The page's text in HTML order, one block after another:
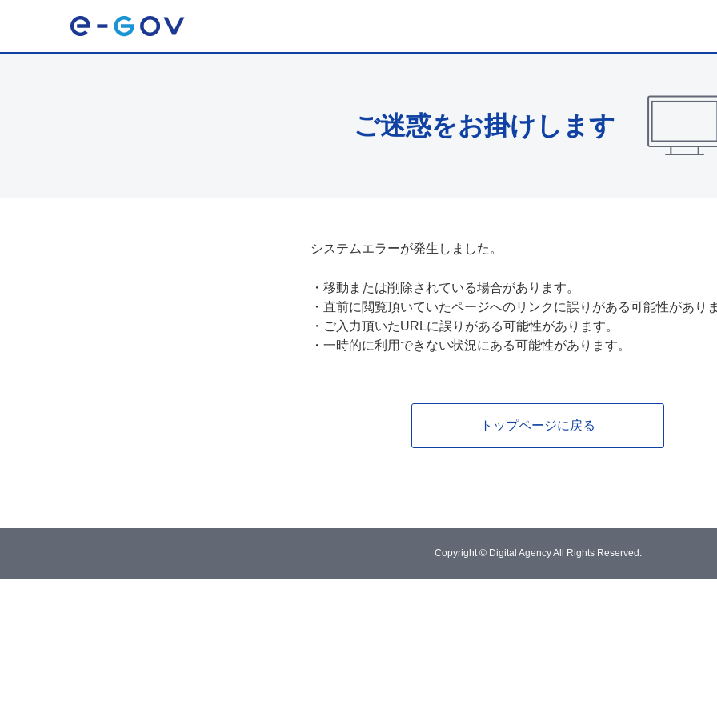
ご迷惑をお掛けします
システムエラーが発生しました。
・ 移動または削除されている場合があります。
・ 直前に閲覧頂いていたページへのリンクに誤りがある可能性があり
・ ご入力頂いたURLに誤りがある可能性があります。
・ 一時的に利用できない状況にある可能性があります。
トップページに戻る
Copyright © Digital Agency All Rights Reserved.